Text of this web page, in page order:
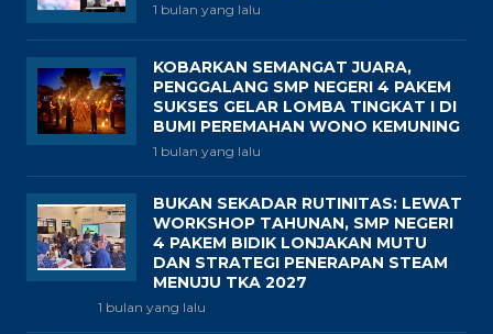
1 bulan yang lalu
KOBARKAN SEMANGAT JUARA,
PENGGALANG SMP NEGERI 4 PAKEM
SUKSES GELAR LOMBA TINGKAT I DI
BUMI PEREMAHAN WONO KEMUNING
1 bulan yang lalu
BUKAN SEKADAR RUTINITAS: LEWAT
WORKSHOP TAHUNAN, SMP NEGERI
4 PAKEM BIDIK LONJAKAN MUTU
DAN STRATEGI PENERAPAN STEAM
MENUJU TKA 2027
1 bulan yang lalu